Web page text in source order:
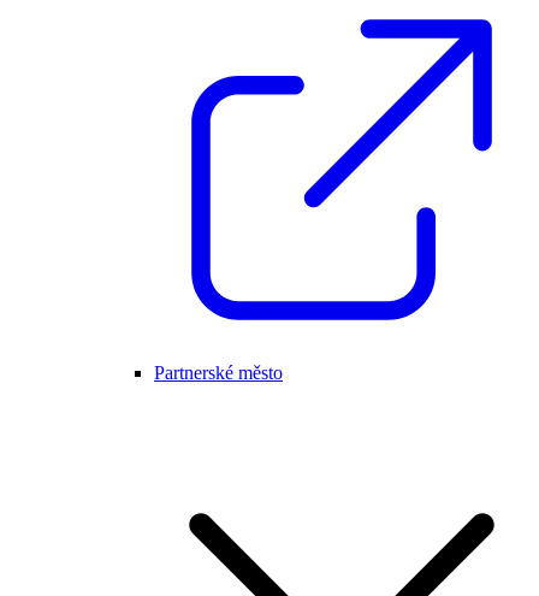
Partnerské město